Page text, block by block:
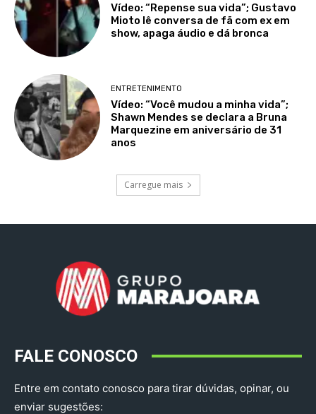
Vídeo: “Repense sua vida”; Gustavo
Mioto lê conversa de fã com ex em
show, apaga áudio e dá bronca
ENTRETENIMENTO
Vídeo: “Você mudou a minha vida”;
Shawn Mendes se declara a Bruna
Marquezine em aniversário de 31
anos
Carregue mais
FALE CONOSCO
Entre em contato conosco para tirar dúvidas, opinar, ou
enviar sugestões: